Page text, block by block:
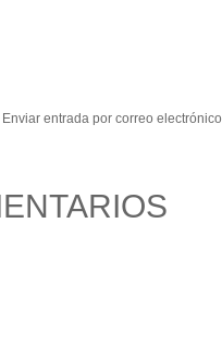
Enviar entrada por correo electrónico